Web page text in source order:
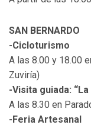
SAN BERNARDO
-Cicloturismo
A las 8.00 y 18.00
Zuviría)
-Visita guiada:
A las 8.30 en
-Feria Artesanal